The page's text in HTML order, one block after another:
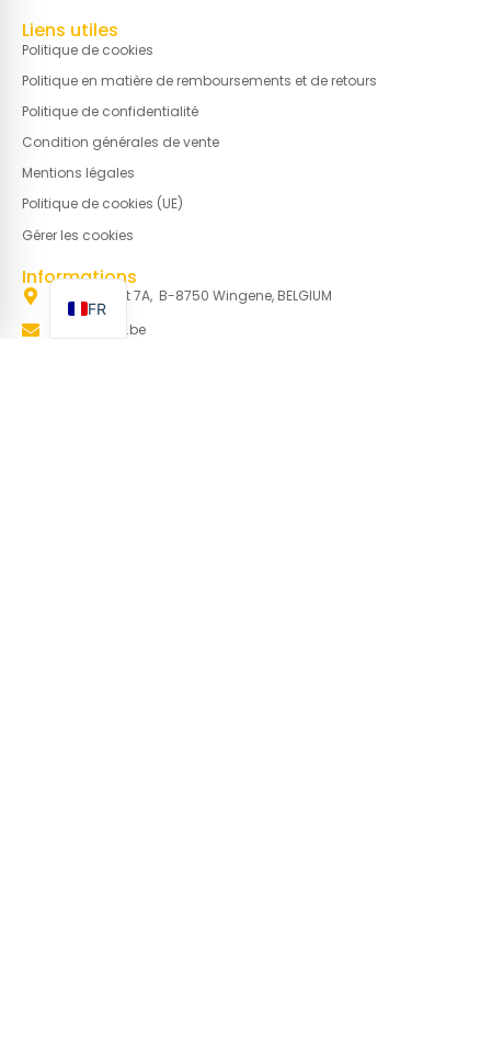
Liens utiles
Politique de cookies
Politique en matière de remboursements et de retours
Politique de confidentialité
Condition générales de vente
Mentions légales
Politique de cookies (UE)
Gérer les cookies
Informations
Gravestraat 7A, B-8750 Wingene, BELGIUM
Info@basin.be
FR
NL
EN